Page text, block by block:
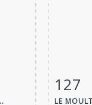
Fiche
127
LE